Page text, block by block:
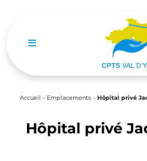
Ouvrir le menu de navigation
Accueil - Emplacements - Hôpital privé
Hôpital privé